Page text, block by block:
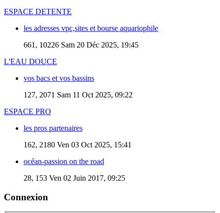
ESPACE DETENTE
les adresses vpc,sites et bourse aquariophile
661, 10226 Sam 20 Déc 2025, 19:45
L'EAU DOUCE
vos bacs et vos bassins
127, 2071 Sam 11 Oct 2025, 09:22
ESPACE PRO
les pros partenaires
162, 2180 Ven 03 Oct 2025, 15:41
océan-passion on the road
28, 153 Ven 02 Juin 2017, 09:25
Connexion